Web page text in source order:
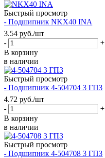
Быстрый просмотр
- Подшипник NKX40 INA
3.54 руб./шт
-
+
В корзину
в наличии
Быстрый просмотр
- Подшипник 4-504704 3 ГПЗ
4.72 руб./шт
-
+
В корзину
в наличии
Быстрый просмотр
- Подшипник 4-504708 3 ГПЗ